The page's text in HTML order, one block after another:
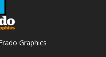
Graphics